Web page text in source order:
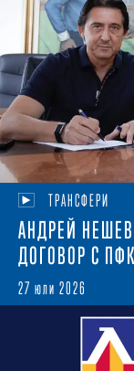
ТРАНСФЕРИ
АНДРЕЙ
ДОГОВОР С
27 юли 2026